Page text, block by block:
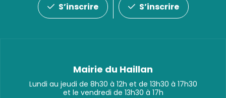
S’inscrire
S’inscrire
Mairie du Haillan
Lundi au jeudi de 8h30 à 12h et de 13h30 à 17h30
et le vendredi de 13h30 à 17h